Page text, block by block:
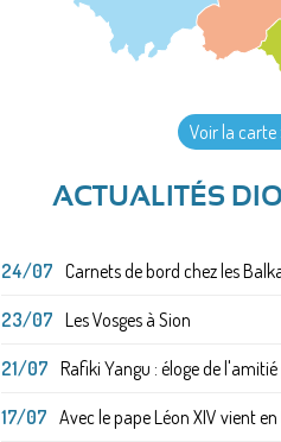
Voir la carte
ACTUALITÉS
24/07 Carnets de bord chez les
23/07 Les Vosges à Sion
21/07 Rafiki Yangu : éloge de l'amitié
17/07 Avec le pape Léon XIV vient en